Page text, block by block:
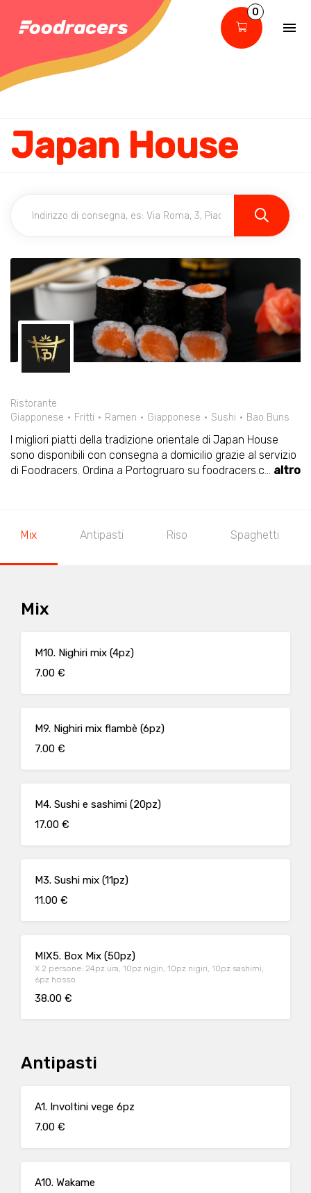
0
Japan House
Ristorante
Giapponese
Fritti Ramen Giapponese Sushi Bao Buns
I migliori piatti della tradizione orientale di Japan House
sono disponibili con consegna a domicilio grazie al servizio
di Foodracers. Ordina a Portogruaro su foodracers.c... altro
Mix Antipasti Riso Spaghetti
Mix
M10. Nighiri mix (4pz)
7.00 €
M9. Nighiri mix flambè (6pz)
7.00 €
M4. Sushi e sashimi (20pz)
17.00 €
M3. Sushi mix (11pz)
11.00 €
MIX5. Box Mix (50pz)
X 2 persone: 24pz ura, 10pz nigiri, 10pz nigiri, 10pz sashimi,
6pz hosso
38.00 €
Antipasti
A1. Involtini vege 6pz
7.00 €
A10. Wakame